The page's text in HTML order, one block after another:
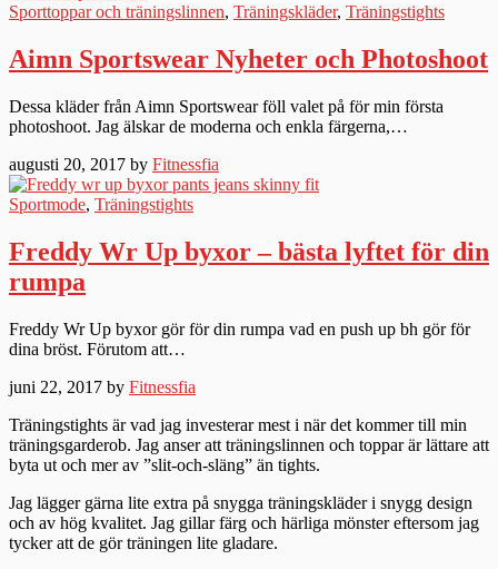
Sporttoppar och träningslinnen, Träningskläder, Träningstights
Aimn Sportswear Nyheter och Photoshoot
Dessa kläder från Aimn Sportswear föll valet på för min första
photoshoot. Jag älskar de moderna och enkla färgerna,…
augusti 20, 2017 by Fitnessfia
Sportmode, Träningstights
Freddy Wr Up byxor – bästa lyftet för din
rumpa
Freddy Wr Up byxor gör för din rumpa vad en push up bh gör för
dina bröst. Förutom att…
juni 22, 2017 by Fitnessfia
Träningstights är vad jag investerar mest i när det kommer till min
träningsgarderob. Jag anser att träningslinnen och toppar är lättare att
byta ut och mer av ”slit-och-släng” än tights.
Jag lägger gärna lite extra på snygga träningskläder i snygg design
och av hög kvalitet. Jag gillar färg och härliga mönster eftersom jag
tycker att de gör träningen lite gladare.